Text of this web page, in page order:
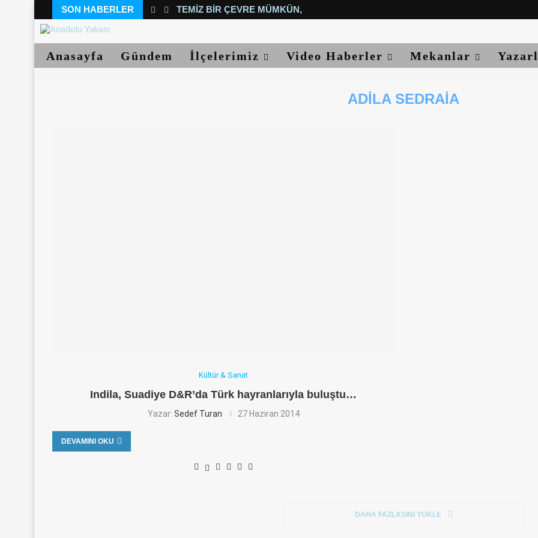
SON HABERLER TEMIZ BIR ÇEVRE MÜMKÜN, YETER...
Anasayfa Gündem İlçelerimiz Video Haberler Mekanlar
ADILA SEDRAIA
Kültür & Sanat
Indila, Suadiye D&R’da Türk hayranlarıyla buluştu…
Yazar: Sedef Turan 27 Haziran 2014
DEVAMINI OKU
DAHA FAZLASINI YÜKLE